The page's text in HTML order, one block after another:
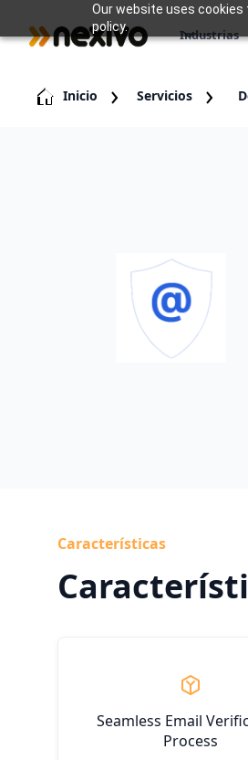
Our website uses cookies
policy.
Industrias
Inicio Servicios
Características
Seamless Email
Process